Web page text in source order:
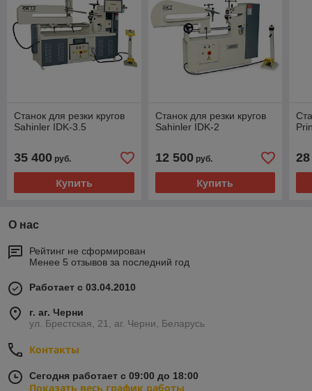
Станок для резки кругов
Sahinler IDK-3.5
35 400 руб.
Купить
Станок для резки кругов
Sahinler IDK-2
12 500руб.
Купить
О нас
Рейтинг не сформирован
Менее 5 отзывов за последний год
Работает с 03.04.2010
г. аг. Черни
ул. Брестская, 21, аг. Черни, Беларусь
Контакты
Сегодня работает с 09:00 до 18:00
Показать весь график работы